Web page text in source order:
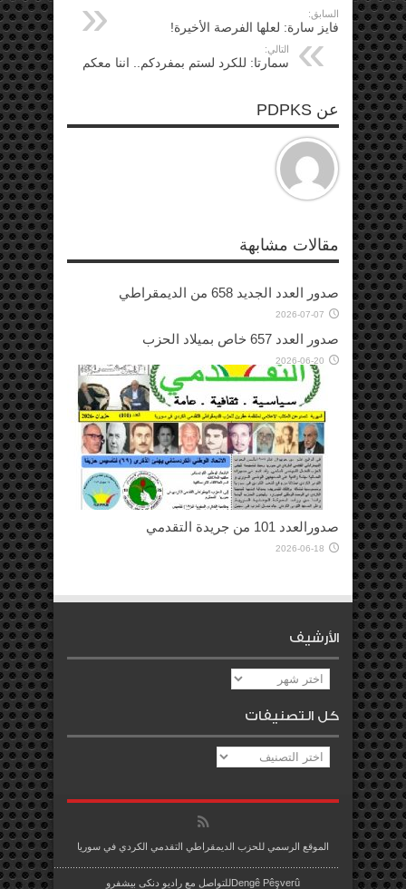
السابق:
فايز سارة: لعلها الفرصة الأخيرة!
التالي:
سمارتا: للكرد لستم بمفردكم.. اننا معكم
عن PDPKS
مقالات مشابهة
صدور العدد الجديد 658 من الديمقراطي
2026-07-07
صدور العدد 657 خاص بميلاد الحزب
2026-06-20
صدورالعدد 101 من جريدة التقدمي
2026-06-18
الأرشيف
الأرشيف
كل التصنيفات
كل
التصنيفات
الموقع الرسمي للحزب الديمقراطي التقدمي الكردي في سوريا
Dengê Pêşverûللتواصل مع راديو دنكى بيشفرو